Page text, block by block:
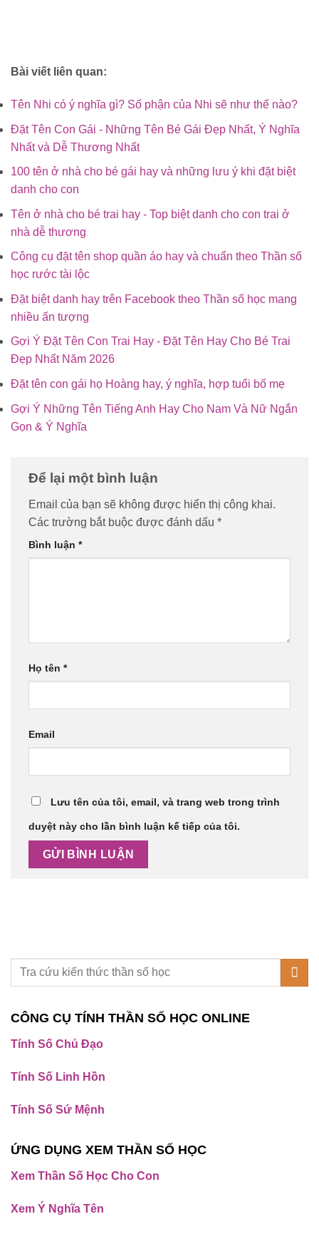
Bài viết liên quan:
Tên Nhi có ý nghĩa gì? Số phận của Nhi sẽ như thế nào?
Đặt Tên Con Gái - Những Tên Bé Gái Đẹp Nhất, Ý Nghĩa
Nhất và Dễ Thương Nhất
100 tên ở nhà cho bé gái hay và những lưu ý khi đặt biệt
danh cho con
Tên ở nhà cho bé trai hay - Top biệt danh cho con trai ở
nhà dễ thương
Công cụ đặt tên shop quần áo hay và chuẩn theo Thần số
học rước tài lộc
Đặt biệt danh hay trên Facebook theo Thần số học mang
nhiều ấn tượng
Gợi Ý Đặt Tên Con Trai Hay - Đặt Tên Hay Cho Bé Trai
Đẹp Nhất Năm 2026
Đặt tên con gái họ Hoàng hay, ý nghĩa, hợp tuổi bố mẹ
Gợi Ý Những Tên Tiếng Anh Hay Cho Nam Và Nữ Ngắn
Gọn & Ý Nghĩa
Để lại một bình luận
Email của bạn sẽ không được hiển thị công khai.
Các trường bắt buộc được đánh dấu *
Bình luận *
Họ tên *
Email
Lưu tên của tôi, email, và trang web trong trình
duyệt này cho lần bình luận kế tiếp của tôi.
CÔNG CỤ TÍNH THẦN SỐ HỌC ONLINE
Tính Số Chủ Đạo
Tính Số Linh Hồn
Tính Số Sứ Mệnh
ỨNG DỤNG XEM THẦN SỐ HỌC
Xem Thần Số Học Cho Con
Xem Ý Nghĩa Tên